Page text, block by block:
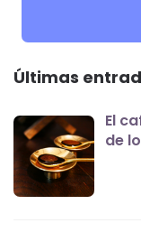
Últimas
El
de